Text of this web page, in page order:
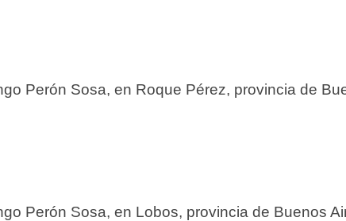
Perón Sosa, en Roque Pérez, provincia de
Perón Sosa, en Lobos, provincia de Buenos